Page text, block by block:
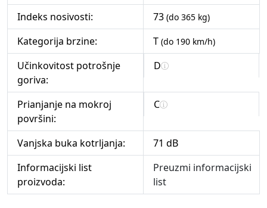
Indeks nosivosti:
73 (do 365 kg)
Kategorija brzine: T (do 190 km/h)
Učinkovitost potrošnje
goriva:
D
Prianjanje na mokroj
površini:
C
Vanjska buka kotrljanja:
71 dB
Informacijski list
proizvoda:
Preuzmi informacijski
list